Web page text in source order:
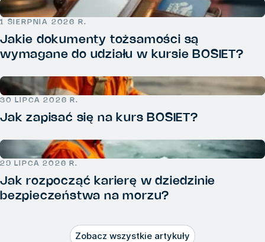
1 SIERPNIA 2026 R.
Jakie dokumenty tożsamości są
wymagane do udziału w kursie BOSIET?
30 LIPCA 2026 R.
Jak zapisać się na kurs BOSIET?
29 LIPCA 2026 R.
Jak rozpocząć karierę w dziedzinie
bezpieczeństwa na morzu?
Zobacz wszystkie artykuły